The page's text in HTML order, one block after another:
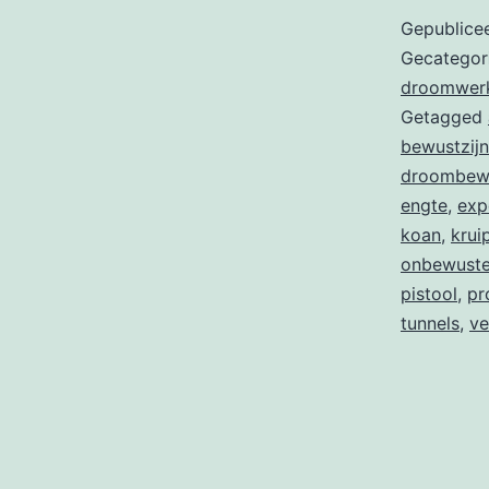
Getagged
bewustzijn
engte,
koan,
pistool,
tunnels,